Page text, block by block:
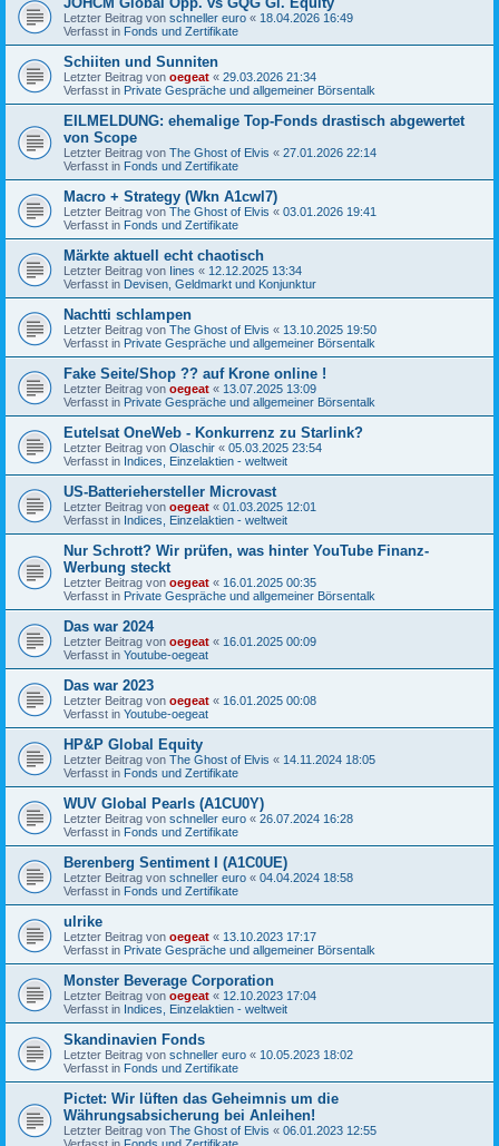
Letzter Beitrag von schneller euro « 18.04.2026 16:49
Verfasst in Fonds und Zertifikate
Schiiten und Sunniten
Letzter Beitrag von oegeat « 29.03.2026 21:34
Verfasst in Private Gespräche und allgemeiner Börsentalk
EILMELDUNG: ehemalige Top-Fonds drastisch abgewertet
von Scope
Letzter Beitrag von The Ghost of Elvis « 27.01.2026 22:14
Verfasst in Fonds und Zertifikate
Macro + Strategy (Wkn A1cwl7)
Letzter Beitrag von The Ghost of Elvis « 03.01.2026 19:41
Verfasst in Fonds und Zertifikate
Märkte aktuell echt chaotisch
Letzter Beitrag von Iines « 12.12.2025 13:34
Verfasst in Devisen, Geldmarkt und Konjunktur
Nachtti schlampen
Letzter Beitrag von The Ghost of Elvis « 13.10.2025 19:50
Verfasst in Private Gespräche und allgemeiner Börsentalk
Fake Seite/Shop ?? auf Krone online !
Letzter Beitrag von oegeat « 13.07.2025 13:09
Verfasst in Private Gespräche und allgemeiner Börsentalk
Eutelsat OneWeb - Konkurrenz zu Starlink?
Letzter Beitrag von Olaschir « 05.03.2025 23:54
Verfasst in Indices, Einzelaktien - weltweit
US-Batteriehersteller Microvast
Letzter Beitrag von oegeat « 01.03.2025 12:01
Verfasst in Indices, Einzelaktien - weltweit
Nur Schrott? Wir prüfen, was hinter YouTube Finanz-
Werbung steckt
Letzter Beitrag von oegeat « 16.01.2025 00:35
Verfasst in Private Gespräche und allgemeiner Börsentalk
Das war 2024
Letzter Beitrag von oegeat « 16.01.2025 00:09
Verfasst in Youtube-oegeat
Das war 2023
Letzter Beitrag von oegeat « 16.01.2025 00:08
Verfasst in Youtube-oegeat
HP&P Global Equity
Letzter Beitrag von The Ghost of Elvis « 14.11.2024 18:05
Verfasst in Fonds und Zertifikate
WUV Global Pearls (A1CU0Y)
Letzter Beitrag von schneller euro « 26.07.2024 16:28
Verfasst in Fonds und Zertifikate
Berenberg Sentiment I (A1C0UE)
Letzter Beitrag von schneller euro « 04.04.2024 18:58
Verfasst in Fonds und Zertifikate
ulrike
Letzter Beitrag von oegeat « 13.10.2023 17:17
Verfasst in Private Gespräche und allgemeiner Börsentalk
Monster Beverage Corporation
Letzter Beitrag von oegeat « 12.10.2023 17:04
Verfasst in Indices, Einzelaktien - weltweit
Skandinavien Fonds
Letzter Beitrag von schneller euro « 10.05.2023 18:02
Verfasst in Fonds und Zertifikate
Pictet: Wir lüften das Geheimnis um die
Währungsabsicherung bei Anleihen!
Letzter Beitrag von The Ghost of Elvis « 06.01.2023 12:55
Verfasst in Fonds und Zertifikate